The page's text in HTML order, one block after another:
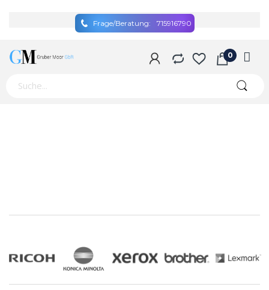
Frage/Beratung: 715916790